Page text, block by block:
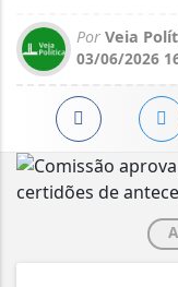
Por Veia
03/06/2026